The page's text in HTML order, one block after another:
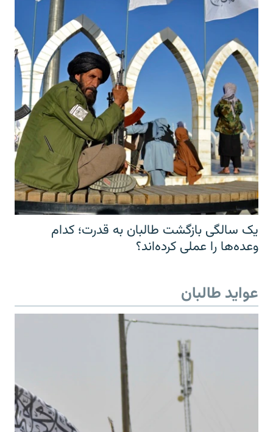
یک سالگی بازگشت طالبان به قدرت؛ کدام
وعده‌ها را عملی کرده‌اند؟
عواید طالبان